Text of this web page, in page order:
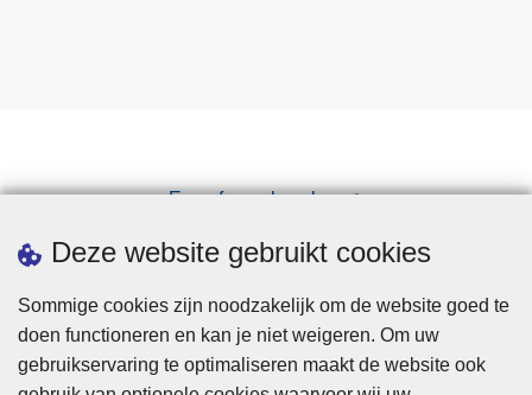
Deze website gebruikt cookies
Sommige cookies zijn noodzakelijk om de website goed te
doen functioneren en kan je niet weigeren. Om uw
gebruikservaring te optimaliseren maakt de website ook
Een afspraak maken
Downloads